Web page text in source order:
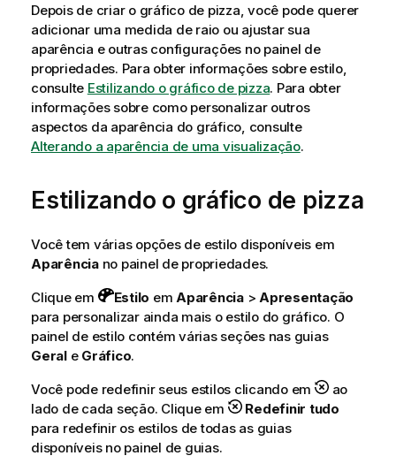
Depois de criar o gráfico de pizza, você pode querer
adicionar uma medida de raio ou ajustar sua
aparência e outras configurações no painel de
propriedades. Para obter informações sobre estilo,
consulte Estilizando o gráfico de pizza. Para obter
informações sobre como personalizar outros
aspectos da aparência do gráfico, consulte
Alterando a aparência de uma visualização.
Estilizando o gráfico de pizza
Você tem várias opções de estilo disponíveis em
Aparênciano painel de propriedades.
Clique em
Estilo em Aparência> Apresentação
para personalizar ainda mais o estilo do gráfico. O
painel de estilo contém várias seções nas guias
Gerale Gráfico.
Você pode redefinir seus estilos clicando em
ao
lado de cada seção. Clique em
Redefinir tudo
para redefinir os estilos de todas as guias
disponíveis no painel de guias.